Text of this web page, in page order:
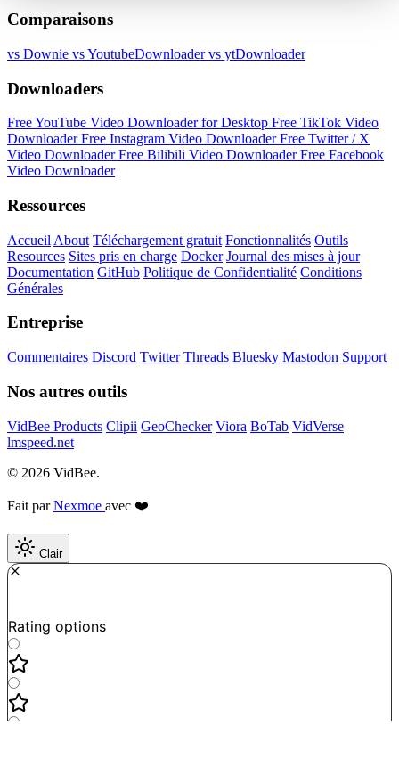
Comparaisons
vs Downie vs YoutubeDownloadervs ytDownloader
Downloaders
Free YouTube Video Downloader for Desktop Free TikTok Video
DownloaderFree Instagram Video DownloaderFree Twitter / X
Video DownloaderFree Bilibili Video DownloaderFree Facebook
Video Downloader
Ressources
Accueil About Téléchargement gratuit Fonctionnalités Outils
Resources Sites pris en charge Docker Journal des mises à jour
Documentation GitHub Politique de Confidentialité Conditions
Générales
Entreprise
Commentaires Discord Twitter Threads Bluesky Mastodon Support
Nos autres outils
VidBee Products Clipii GeoChecker Viora BoTab VidVerse
lmspeed.net
© 2026 VidBee.
Fait parNexmoe avec ❤️
Clair
Rating options